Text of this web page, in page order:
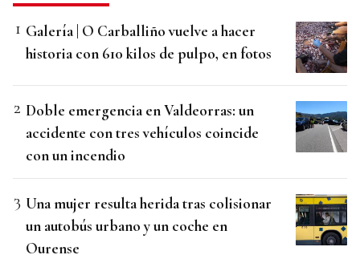
Galería | O Carballiño vuelve a hacer
historia con 610 kilos de pulpo, en fotos
Doble emergencia en Valdeorras: un
accidente con tres vehículos coincide
con un incendio
Una mujer resulta herida tras colisionar
un autobús urbano y un coche en
Ourense